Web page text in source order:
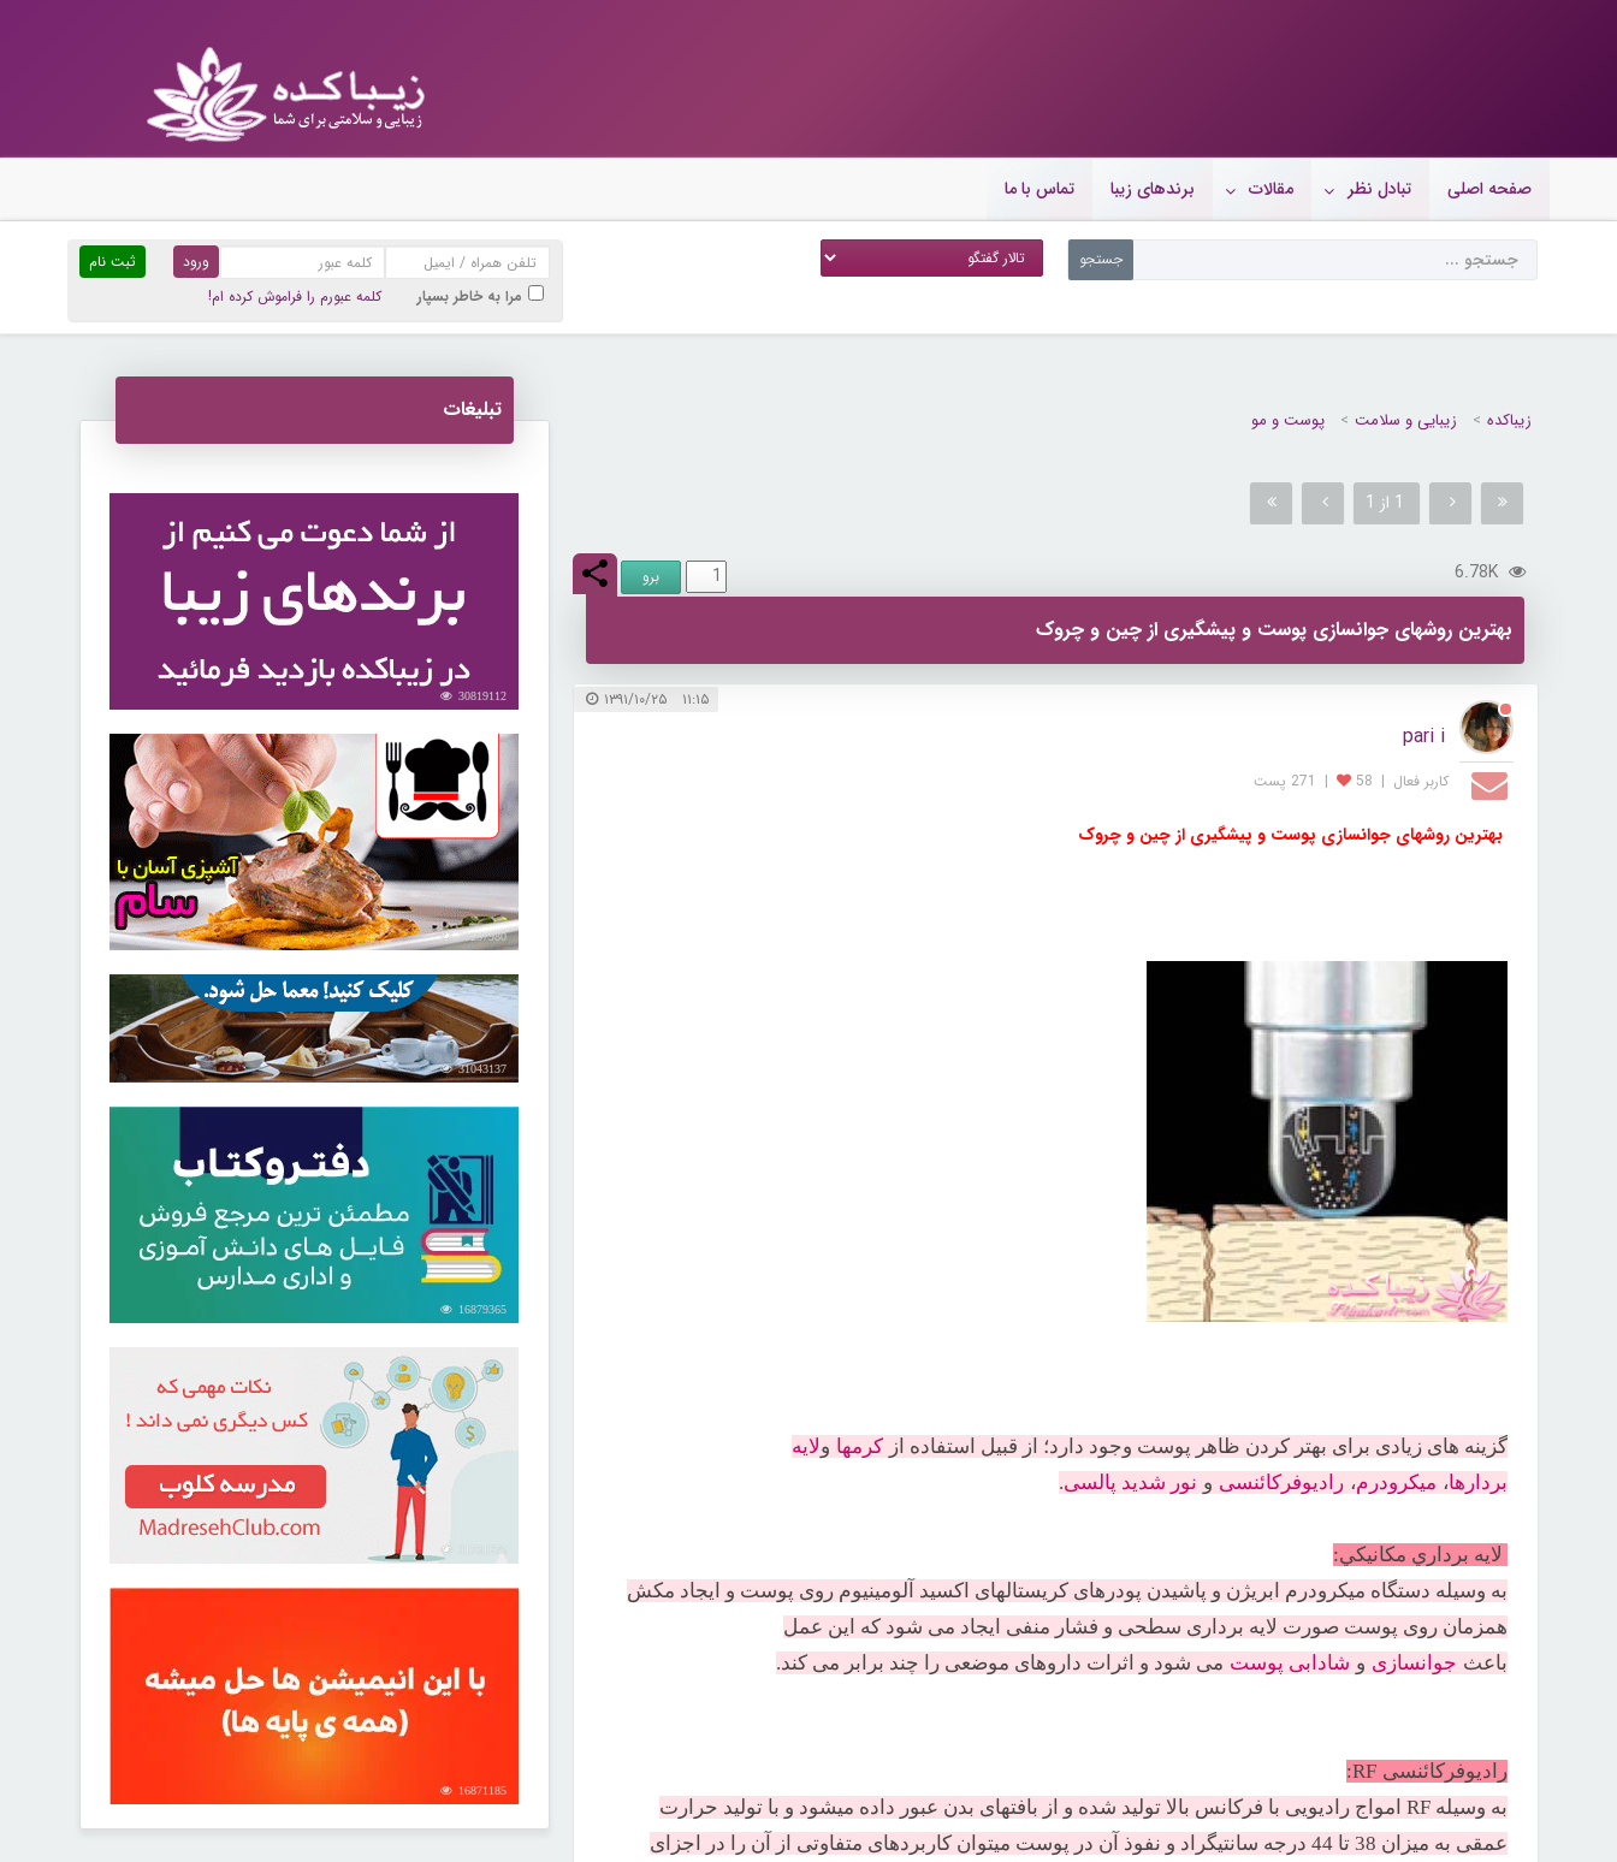
صفحه اصلی تبادل نظر مقالات برندهای زیبا تماس با ما
ثبت نام
مرا به خاطر بسپار
کلمه عبورم را فراموش کرده ام!
زیباکده زیبایی و سلامت پوست و مو
1 از 1
6.78K
بهترین روشهای جوانسازی پوست و پیشگیری از چین و چروک
۱۱:۱۵ ۱۳۹۱/۱۰/۲۵
pari i
کاربر فعال |
58
| 271 پست
بهترین روشهای جوانسازی پوست و پیشگیری از چین و چروک
گزینه های زیادی برای بهتر كردن ظاهر پوست وجود دارد؛ از قبيل استفاده از کرمها ولایه
بردارها، میکرودرم، راديوفركائنسی و نور شدید پالسی.
لايه برداري مكانيكي:
به وسيله دستگاه ميكرودرم ابریژن و پاشيدن پودرهای كريستالهای اكسيد آلومينيوم روی پوست و ايجاد مكش
همزمان روی پوست صورت لايه برداری سطحی و فشار منفی ايجاد می شود كه اين عمل
باعث جوانسازی و شادابی پوست می شود و اثرات داروهای موضعی را چند برابر می كند.
رادیوفرکائنسی RF
:
به وسیله RF امواج راديويی با فركانس بالا توليد شده و از بافتهای بدن عبور داده میشود و با توليد حرارت
عمقی به ميزان 38 تا 44 درجه سانتيگراد و نفوذ آن در پوست میتوان كاربردهای متفاوتی از آن را در اجزای
تبلیغات
30819112
30257980
31043137
16879365
16871185